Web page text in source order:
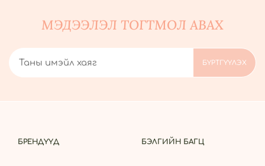
МЭДЭЭЛЭЛ ТОГТМОЛ АВАХ
БРЕНДҮҮД БЭЛГИЙН БАГЦ